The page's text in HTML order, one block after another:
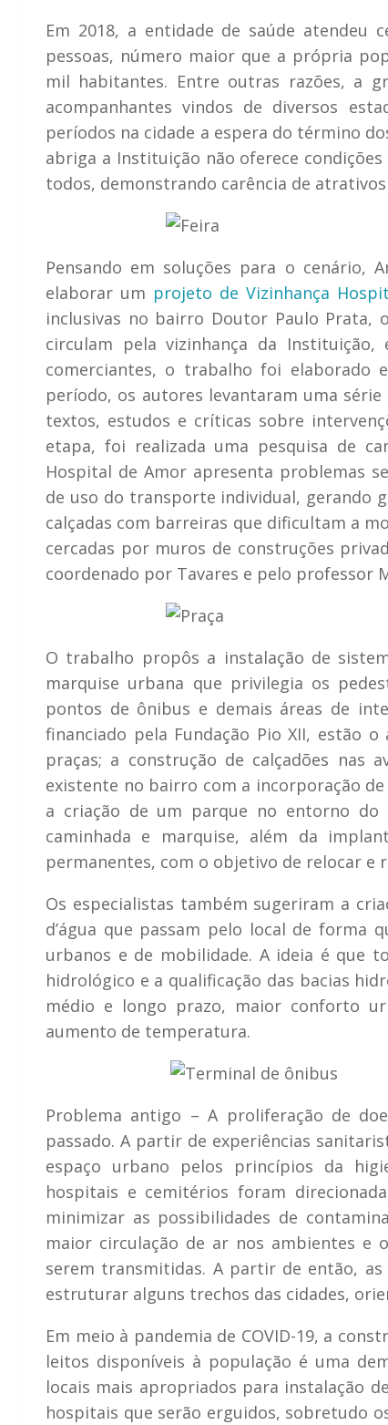
Em 2018, a entidade de saúde
pessoas, número maior que a própria
mil habitantes. Entre outras razões, a
acompanhantes vindos de diversos
períodos na cidade a espera do término
abriga a Instituição não oferece
todos, demonstrando carência de
Pensando em soluções para o cenário,
elaborar um projeto de Vizinhança
inclusivas no bairro Doutor Paulo Prata,
circulam pela vizinhança da Instituição,
comerciantes, o trabalho foi elaborado
período, os autores levantaram uma
textos, estudos e críticas sobre
etapa, foi realizada uma pesquisa de
Hospital de Amor apresenta problemas
de uso do transporte individual, gerando
calçadas com barreiras que dificultam a
cercadas por muros de construções
coordenado por Tavares e pelo professor
O trabalho propôs a instalação de
marquise urbana que privilegia os
pontos de ônibus e demais áreas de
financiado pela Fundação Pio XII, estão
praças; a construção de calçadões nas
existente no bairro com a incorporação
a criação de um parque no entorno
caminhada e marquise, além da
permanentes, com o objetivo de relocar
Os especialistas também sugeriram a
d’água que passam pelo local de forma
urbanos e de mobilidade. A ideia é que
hidrológico e a qualificação das bacias
médio e longo prazo, maior conforto
aumento de temperatura.
Problema antigo – A proliferação de
passado. A partir de experiências
espaço urbano pelos princípios da
hospitais e cemitérios foram
minimizar as possibilidades de
maior circulação de ar nos ambientes e
serem transmitidas. A partir de então,
estruturar alguns trechos das cidades,
Em meio à pandemia de COVID-19, a
leitos disponíveis à população é uma
locais mais apropriados para instalação
hospitais que serão erguidos, sobretudo